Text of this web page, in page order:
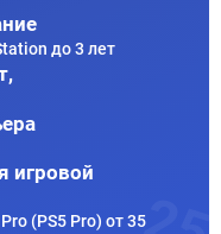
до 3 лет
игровой
(PS5 Pro) от 35